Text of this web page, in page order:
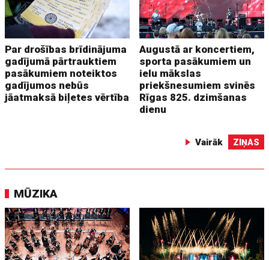
Par drošības brīdinājuma
gadījumā pārtrauktiem
pasākumiem noteiktos
gadījumos nebūs
jāatmaksā biļetes vērtība
Augustā ar koncertiem,
sporta pasākumiem un
ielu mākslas
priekšnesumiem svinēs
Rīgas 825. dzimšanas
dienu
Vairāk ZIŅAS
MŪZIKA